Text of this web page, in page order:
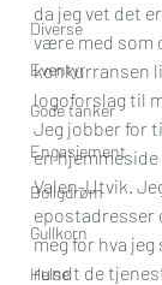
Diverse
Eventyr
Gode tanker
Engasjement
Boligdrøm
Gullkorn
Helse
da jeg vet det
være med som
konkurransen
logoforslag til
Jeg jobber for
en
Valen-Utvik.
epostadresser
meg for hva
rundt de